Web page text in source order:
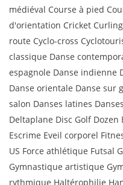
médiéval Course à pied
d'orientation Cricket
route Cyclo-cross
classique Danse
espagnole Danse indienne
Danse orientale Danse sur
salon Danses latines
Deltaplane Disc Golf Dozen
Escrime Eveil corporel
US Force athlétique Futsal
Gymnastique artistique
rythmique Haltérophilie